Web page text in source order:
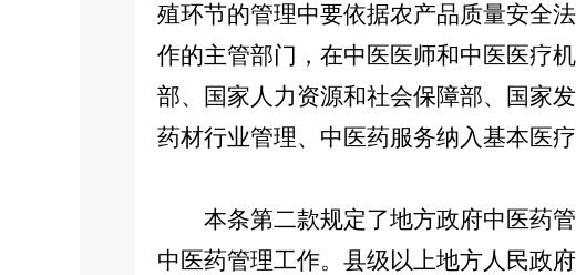
殖环节的管理中要依据农产品质量安全
作的主管部门，在中医医师和中医医疗
部、国家人力资源和社会保障部、国家
药材行业管理、中医药服务纳入基本医
本条第二款规定了地方政府中医药管
中医药管理工作。县级以上地方人民政